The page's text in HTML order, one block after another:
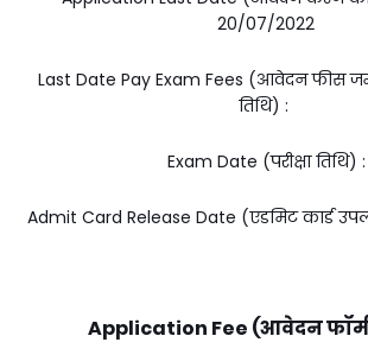
20/07/2022
Last Date Pay Exam Fees (आवेदन फीस
तिथि) :
Exam Date (परीक्षा तिथि) :
Admit Card Release Date (एडमिट कार्ड
Application Fee (आवेदन